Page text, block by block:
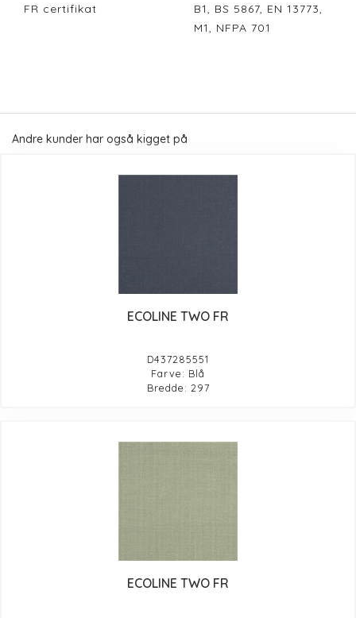
FR certifikat
B1, BS 5867, EN 13773,
M1, NFPA 701
Andre kunder har også kigget på
ECOLINE TWO FR
D437285551
Farve: Blå
Bredde: 297
ECOLINE TWO FR